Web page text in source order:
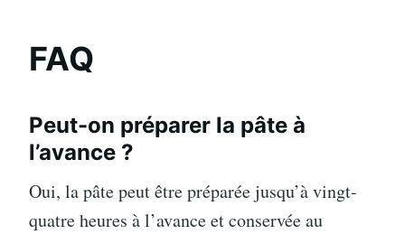
FAQ
Peut-on préparer la pâte à
l’avance ?
Oui, la pâte peut être préparée jusqu’à vingt-
quatre heures à l’avance et conservée au